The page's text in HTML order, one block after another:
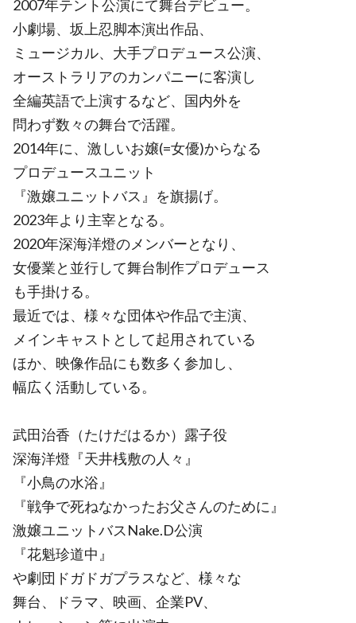
2007年テント公演にて舞台デビュー。
小劇場、坂上忍脚本演出作品、
ミュージカル、大手プロデュース公演、
オーストラリアのカンパニーに客演し
全編英語で上演するなど、国内外を
問わず数々の舞台で活躍。
2014年に、激しいお嬢(=女優)からなる
プロデュースユニット
『激嬢ユニットバス』を旗揚げ。
2023年より主宰となる。
2020年深海洋燈のメンバーとなり、
女優業と並行して舞台制作プロデュース
も手掛ける。
最近では、様々な団体や作品で主演、
メインキャストとして起用されている
ほか、映像作品にも数多く参加し、
幅広く活動している。
武田治香（たけだはるか）露子役
深海洋燈『天井桟敷の人々』
『小鳥の水浴』
『戦争で死ねなかったお父さんのために』
激嬢ユニットバスNake.D公演
『花魁珍道中』
や劇団ドガドガプラスなど、様々な
舞台、ドラマ、映画、企業PV、